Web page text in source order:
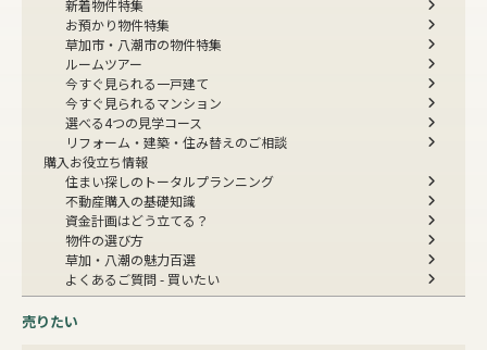
新着物件特集
お預かり物件特集
草加市・八潮市の物件特集
ルームツアー
今すぐ見られる一戸建て
今すぐ見られるマンション
選べる4つの見学コース
リフォーム・建築・住み替えのご相談
購入お役立ち情報
住まい探しのトータルプランニング
不動産購入の基礎知識
資金計画はどう立てる？
物件の選び方
草加・八潮の魅力百選
よくあるご質問 - 買いたい
売りたい